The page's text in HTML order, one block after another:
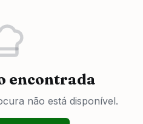
encontrada
não está disponível.